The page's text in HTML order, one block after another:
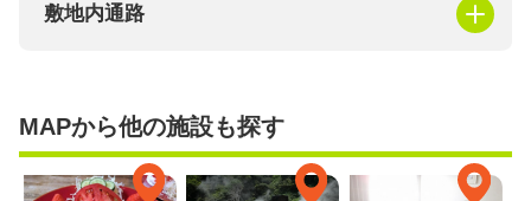
敷地内通路
MAPから他の施設も探す